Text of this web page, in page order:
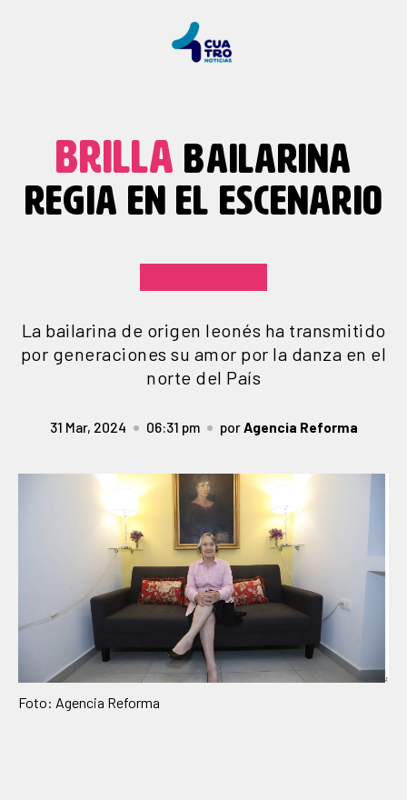
BRILLA BAILARINA
REGIA EN EL ESCENARIO
La bailarina de origen leonés ha transmitido
por generaciones su amor por la danza en el
norte del País
31 Mar, 2024 06:31 pm porAgencia Reforma
Foto: Agencia Reforma